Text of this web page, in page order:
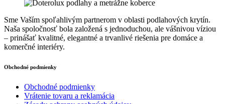
Sme Vaším spoľahlivým partnerom v oblasti podlahových krytín.
Naša spoločnosť bola založená s jednoduchou, ale vášnivou víziou
– prinášať kvalitné, elegantné a trvanlivé riešenia pre domáce a
komerčné interiéry.
Obchodné podmienky
Obchodné podmienky
Vrátenie tovaru a reklamácia